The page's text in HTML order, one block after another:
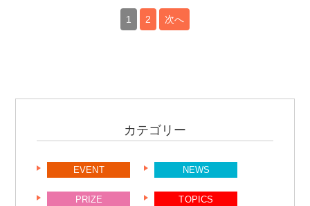
1 2 次へ
カテゴリー
EVENT NEWS
PRIZE TOPICS